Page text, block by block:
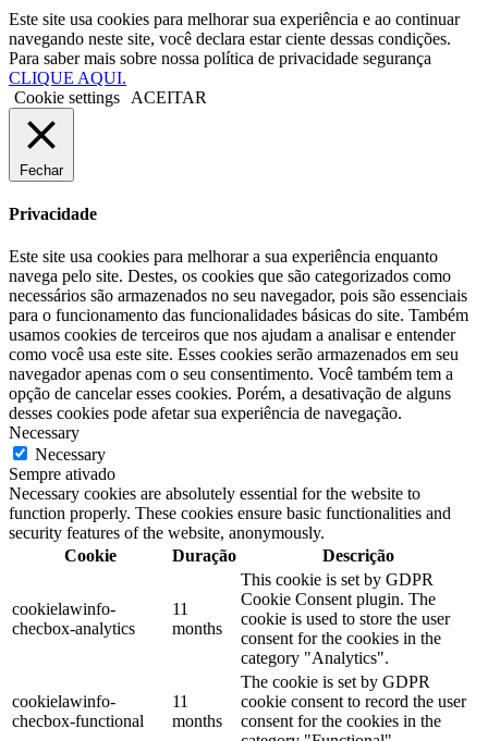
Este site usa cookies para melhorar sua experiência e ao continuar
navegando neste site, você declara estar ciente dessas condições.
Para saber mais sobre nossa política de privacidade segurança
CLIQUE AQUI.
Cookie settings
ACEITAR
Fechar
Privacidade
Este site usa cookies para melhorar a sua experiência enquanto
navega pelo site. Destes, os cookies que são categorizados como
necessários são armazenados no seu navegador, pois são essenciais
para o funcionamento das funcionalidades básicas do site. Também
usamos cookies de terceiros que nos ajudam a analisar e entender
como você usa este site. Esses cookies serão armazenados em seu
navegador apenas com o seu consentimento. Você também tem a
opção de cancelar esses cookies. Porém, a desativação de alguns
desses cookies pode afetar sua experiência de navegação.
Necessary
Necessary
Sempre ativado
Necessary cookies are absolutely essential for the website to
function properly. These cookies ensure basic functionalities and
security features of the website, anonymously.
Cookie
Duração Descrição
cookielawinfo-
checbox-analytics
11
months
This cookie is set by GDPR
Cookie Consent plugin. The
cookie is used to store the user
consent for the cookies in the
category "Analytics".
cookielawinfo-
checbox-functional
11
months
The cookie is set by GDPR
cookie consent to record the user
consent for the cookies in the